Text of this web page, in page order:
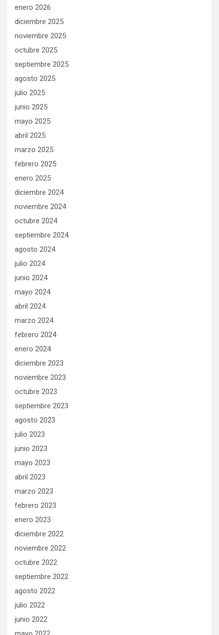
enero 2026
diciembre 2025
noviembre 2025
octubre 2025
septiembre 2025
agosto 2025
julio 2025
junio 2025
mayo 2025
abril 2025
marzo 2025
febrero 2025
enero 2025
diciembre 2024
noviembre 2024
octubre 2024
septiembre 2024
agosto 2024
julio 2024
junio 2024
mayo 2024
abril 2024
marzo 2024
febrero 2024
enero 2024
diciembre 2023
noviembre 2023
octubre 2023
septiembre 2023
agosto 2023
julio 2023
junio 2023
mayo 2023
abril 2023
marzo 2023
febrero 2023
enero 2023
diciembre 2022
noviembre 2022
octubre 2022
septiembre 2022
agosto 2022
julio 2022
junio 2022